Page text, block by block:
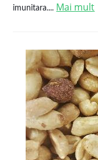
imunitara.... Mai mult